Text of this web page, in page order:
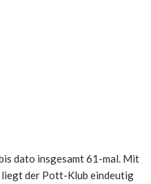
dato insgesamt 61-mal. Mit
liegt der Pott-Klub eindeutig